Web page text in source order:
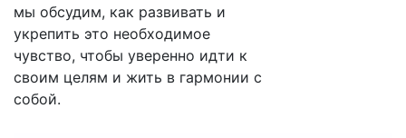
мы обсудим, как развивать и
укрепить это необходимое
чувство, чтобы уверенно идти к
своим целям и жить в гармонии с
собой.